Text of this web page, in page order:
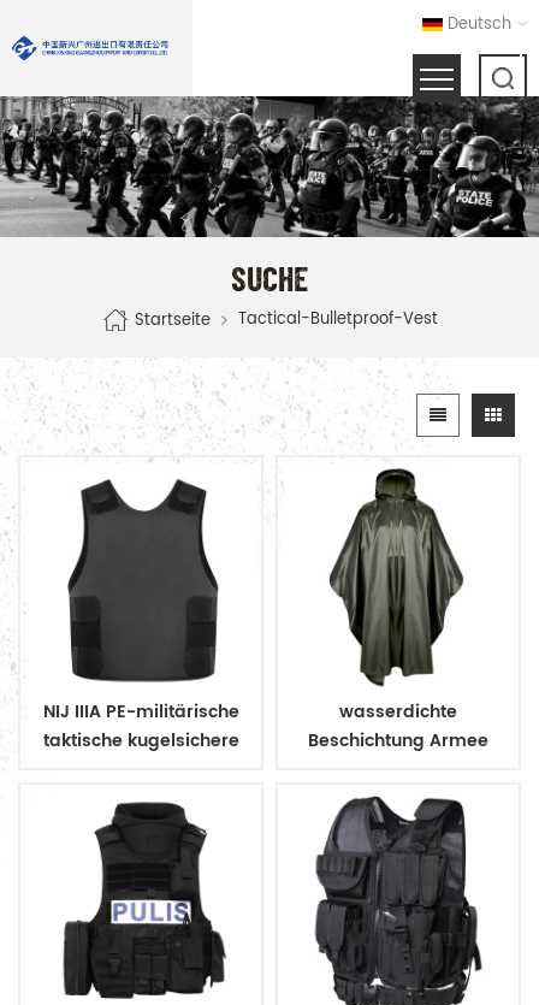
Deutsch
SUCHE
Startseite Tactical-Bulletproof-Vest
NIJ IIIA PE-militärische
taktische kugelsichere
wasserdichte
Beschichtung Armee
Poncho